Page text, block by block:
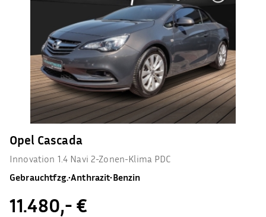
Opel Cascada
Innovation 1.4 Navi 2-Zonen-Klima PDC
Gebrauchtfzg.•Anthrazit•Benzin
11.480,- €